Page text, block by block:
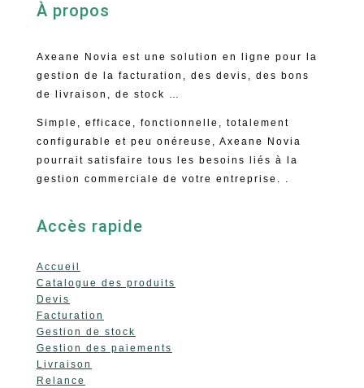
À propos
Axeane Novia est une solution en ligne pour la
gestion de la facturation, des devis, des bons
de livraison, de stock …
Simple, efficace, fonctionnelle, totalement
configurable et peu onéreuse, Axeane Novia
pourrait satisfaire tous les besoins liés à la
gestion commerciale de votre entreprise. .
Accès rapide
Accueil
Catalogue des produits
Devis
Facturation
Gestion de stock
Gestion des paiements
Livraison
Relance